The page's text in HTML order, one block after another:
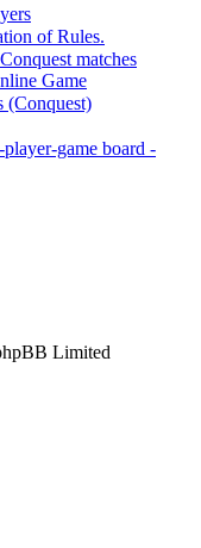
of Rules.
matches
Game
game board -
Limited